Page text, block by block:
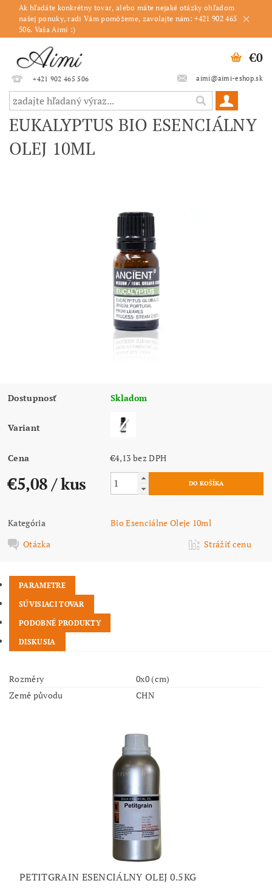
Ak hľadáte konkrétny tovar, alebo máte nejaké otázky ohľadom
našej ponuky, radi Vám pomôžeme, zavolajte nám: +421 902 465
506. Vaša Aimi :)
+421 902 465 506 aimi@aimi-eshop.sk
€0
EUKALYPTUS BIO ESENCIÁLNY
OLEJ 10ML
Dostupnosť Skladom
Variant
Cena €4,13 bez DPH
€5,08/ kus
Kategória
Bio Esenciálne Oleje 10ml
Otázka
Strážiť cenu
PARAMETRE
SÚVISIACI TOVAR
PODOBNÉ PRODUKTY
DISKUSIA
Rozměry
0x0 (cm)
Země původu
CHN
PETITGRAIN ESENCIÁLNY OLEJ 0.5KG